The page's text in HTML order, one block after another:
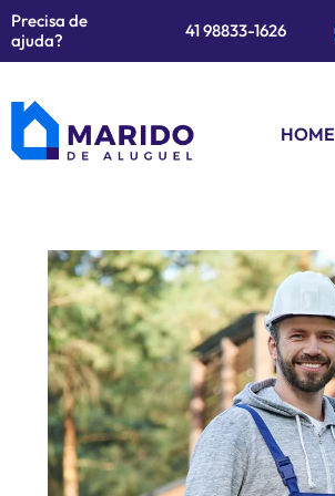
Precisa de
ajuda?
41 98833-1626
HOME